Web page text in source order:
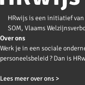
HRwijs is een initiatief
SOM, Vlaams
Over ons
Werk je in een sociale
personeelsbeleid ? Dan is
Lees meer over ons >